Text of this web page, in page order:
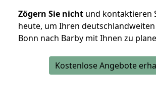
Zögern Sie nicht und kontaktieren
heute, um Ihren
Bonn nach Barby mit Ihnen zu
Kostenlose Angebote